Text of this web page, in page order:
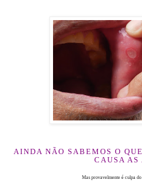
AINDA NÃO SABEMOS O
CAUSA AS
Mas provavelmente é culpa